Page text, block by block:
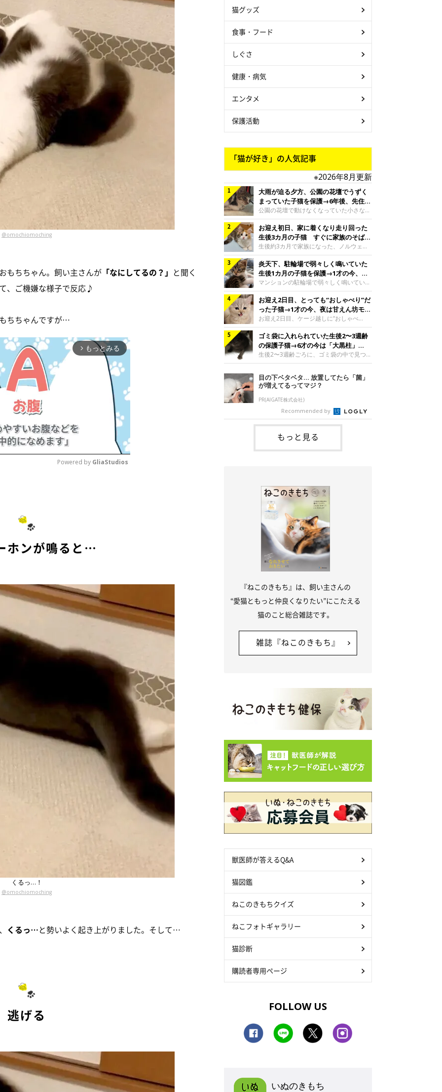
@omochiomoching
もちちゃん。飼い主さんが 「なにしてるの？」 と聞く
、ご機嫌な様子で反応♪
ちちゃんですが…
arrow_forward_ios もっとみる
Powered by GliaStudios
ホンが鳴ると…
くるっ…！
@omochiomoching
くるっ…と勢いよく起き上がりました。そして…
逃げる
猫グッズ
食事・フード
しぐさ
健康・病気
エンタメ
保護活動
「猫が好き」の人気記事
※2026年8月更新
大雨が迫る夕方、公園の花壇でうずく
まっていた子猫を保護→6年後、先住猫
と“姉妹”のような関係に
公園の花壇で動けなくなっていた小さな子
猫。家族に迎えられてから6年、先住猫と
の間には深い絆が育まれていました。保護
当時のティダちゃん。
@muumuu62197189紹介するのは、
X（旧Twitter）ユーザー
@muumuu62197189さんの愛猫・ティダ
ちゃん（取材時6才）の成長記録です。こ
ちらは、生後3カ月ごろのティダちゃん。
飼い主さんが出会ったのは、夜から大雨に
なると予報されていた日の夕方でした。花
壇で動けずにいた子猫保護したばかりのテ
ィダちゃん。@muumuu62197189飼い主
さんは、公園の
お迎え初日、家に着くなり走り回った
生後3カ月の子猫 すぐに家族のそばで
落ち着く姿に「迎えてよかった」
生後約3カ月で家族になった、ノルウェー
ジャンフォレストキャットの子猫。お迎え
翌日には、すでに家でくつろぐ様子を見せ
ていました。お迎え翌日、ベッドでうとう
とするむうちゃんお迎え翌日のむうちゃ
ん。@umimugi0304紹介するのは、
Instagramユーザー@umimugi0304さんの
愛猫・むうちゃん（撮影時、生後約3カ月
／ノルウェージャンフォレストキャッ
ト）。こちらは、お迎え翌日に撮影された
一枚。ゴハンをお腹いっぱい食べたむうち
ゃんは眠くなり、飼い主さん夫婦のベッド
でうとうとし始めたのだとか。飼い主さ
炎天下、駐輪場で弱々しく鳴いていた
生後1カ月の子猫を保護→1才の今、筋
肉質でツンデレなコに成長
マンションの駐輪場で弱々しく鳴いてい
た、生後1カ月ほどの子猫。家族に迎えら
れてから1年、体も行動も大きく成長しま
した。炎天下の駐輪場で鳴いていた小さな
子猫保護当時のモモちゃん。@Kingponzu
紹介するのは、X（旧Twitter）ユーザー
@Kingponzuさんの愛猫・モモちゃん（取
材時1才）の成長記録です。こちらは、モ
モちゃんが生後1カ月ごろに撮影された一
枚。飼い主さんの自宅マンションの駐輪場
です。子猫時代のモモちゃん。
@Kingponzuその日は気温が35℃を
お迎え2日目、とっても“おしゃべり”だ
った子猫→1才の今、夜は甘えん坊モー
ドになるコに成長！
お迎え2日目、ケージ越しに“おしゃべ
り”する姿を見せていた子猫。1才になった
今も見せる愛らしい姿にキュンとします。
お迎え2日目、ケージ越しに何かを伝える
ももちゃん“おしゃべり”なももちゃん。
@poocoonyan紹介するのは、Instagram
ユーザー@poocoonyanさんの愛猫・もも
ちゃん（取材時1才／マンチカン）です。
こちらの動画は、ももちゃんが生後2カ月
を過ぎたころ、お迎え2日目に撮影された
もの。新しい環境にゆっくり慣れてもらう
ため、当時はケージの中で過ごしていまし
た。鳴いてアピールするももち
ゴミ袋に入れられていた生後2〜3週齢
の保護子猫→6才の今は「大黒柱」
に！ 美しい黒猫に成長した姿にグッ
とくる
生後2〜3週齢ごろに、ゴミ袋の中で見つか
った小さな命。ミルクから育てられたその
子猫は今、家族に欠かせない存在へと成長
しました。ゴミ袋の中で見つかった、ミニ
モグラのような子猫よちよち歩きをしてい
たころの、生後2〜3週齢ごろのドンちゃ
ん。@doddou_1今回紹介するのは、
X（旧Twitter）ユーザー@doddou_1さん
の愛猫・ドンちゃん（取材時、推定6才／
本名：ドミトリー・ドンスコイ）。ドンち
ゃんは、保護猫でした。ドンちゃんが見つ
かったのは、飼い主さんの姉の勤め先の敷
目の下ベタベタ… 放置してたら「菌」
が増えてるってマジ？
PR(AIGATE株式会社)
Recommended by
もっと見る
『ねこのきもち』は、飼い主さんの
“愛猫ともっと仲良くなりたい”にこたえる
猫のこと総合雑誌です。
雑誌『ねこのきもち』
獣医師が答えるQ&A
猫図鑑
ねこのきもちクイズ
ねこフォトギャラリー
猫診断
購読者専用ページ
FOLLOW US
いぬのきもち